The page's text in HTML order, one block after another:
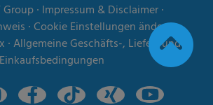
Group∙ Impressum & Disclaimer∙
∙Cookie Einstellungen ändern∙
∙Allgemeine Geschäfts-, Liefer- und
Einkaufsbedingungen